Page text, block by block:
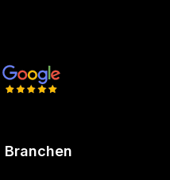
Branchen